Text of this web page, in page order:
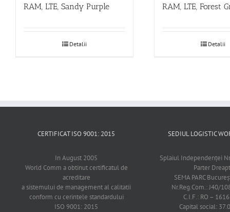
RAM, LTE, Sandy Purple
Detalii
RAM, LTE, Forest
Detalii
CERTIFICAT ISO 9001: 2015
In August 2005
World Comm a obtinut certificatul de
acreditare
a sistemului de management al calitatii
conform cu cerintele standardului
ISO 9001: 2015
SEDIUL LOGISTIC
Splaiul Independenţei
Parter
SEMA PARC
Nr.Reg.Com.: J40/
C.I.F.: RO –
Capital social: